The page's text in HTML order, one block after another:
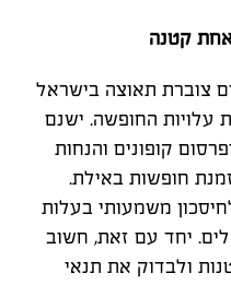
אחת קטנה
צוברת תאוצה בישראל
עלויות החופשה. ישנם
קופונים והנחות
חופשות באילת.
משמעותי בעלות
יחד עם זאת, חשוב
ולבדוק את תנאי